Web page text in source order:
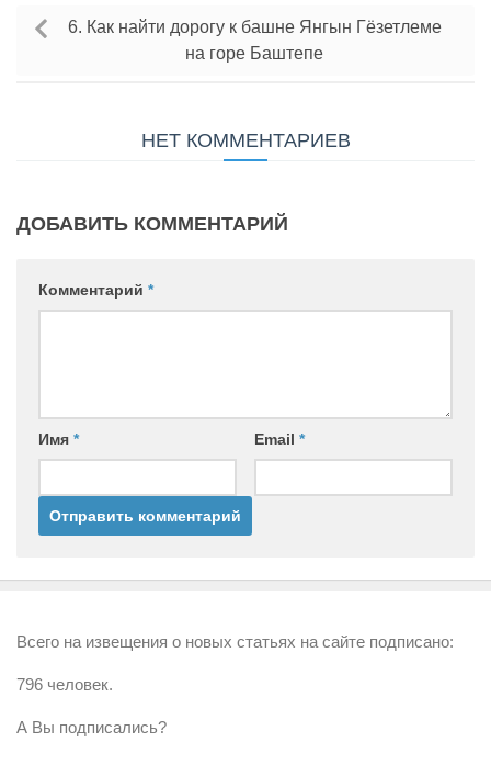
6. Как найти дорогу к башне Янгын Гёзетлеме
на горе Баштепе
НЕТ КОММЕНТАРИЕВ
ДОБАВИТЬ КОММЕНТАРИЙ
Комментарий *
Имя * Email *
Всего на извещения о новых статьях на сайте подписано:
796 человек.
А Вы подписались?